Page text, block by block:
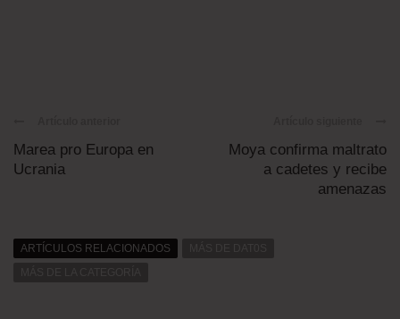
Marea pro Europa en
Ucrania
Moya confirma maltrato
a cadetes y recibe
amenazas
ARTÍCULOS RELACIONADOS